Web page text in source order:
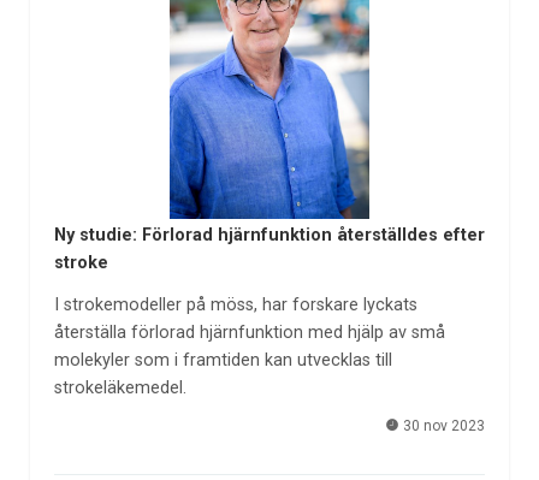
Ny studie: Förlorad hjärnfunktion återställdes efter
stroke
I strokemodeller på möss, har forskare lyckats
återställa förlorad hjärnfunktion med hjälp av små
molekyler som i framtiden kan utvecklas till
strokeläkemedel. ­
30 nov 2023